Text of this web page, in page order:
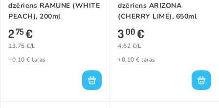
dzēriens RAMUNE (WHITE
PEACH), 200ml
275€
13.75 €/L
+0.10 € taras
dzēriens ARIZONA
(CHERRY LIME), 650ml
300€
4.62 €/L
+0.10 € taras